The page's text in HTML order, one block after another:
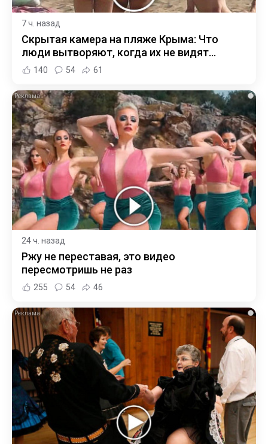
7 ч. назад
Скрытая камера на пляже Крыма: Что
люди вытворяют, когда их не видят...
140 54 61
i
24 ч. назад
Ржу не переставая, это видео
пересмотришь не раз
255 54 46
i